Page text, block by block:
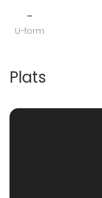
-
U-form
Plats